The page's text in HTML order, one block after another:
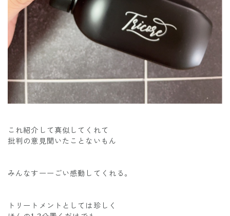
これ紹介して真似してくれて
批判の意見聞いたことないもん
みんなすーーごい感動してくれる。
トリートメントとしては珍しく